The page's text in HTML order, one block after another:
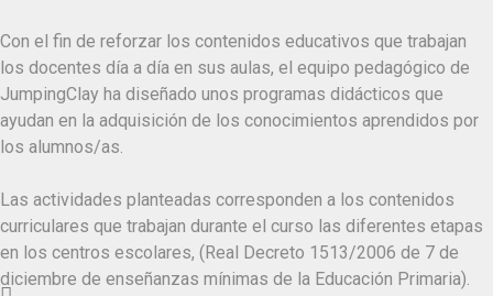
Con el fin de reforzar los contenidos educativos que trabajan
los docentes día a día en sus aulas, el equipo pedagógico de
JumpingClay ha diseñado unos programas didácticos que
ayudan en la adquisición de los conocimientos aprendidos por
los alumnos/as.
Las actividades planteadas corresponden a los contenidos
curriculares que trabajan durante el curso las diferentes etapas
en los centros escolares, (Real Decreto 1513/2006 de 7 de
diciembre de enseñanzas mínimas de la Educación Primaria).